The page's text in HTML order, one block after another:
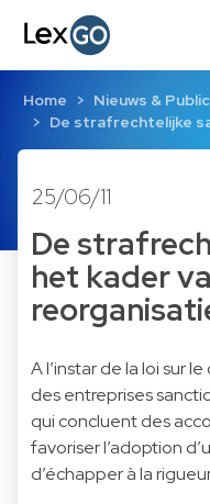
Home
Nieuws &
De strafrechtelijke
25/06/11
De
het kader
A l’instar de la loi sur
des entreprises
qui concluent des
favoriser l’adoption
d’échapper à la